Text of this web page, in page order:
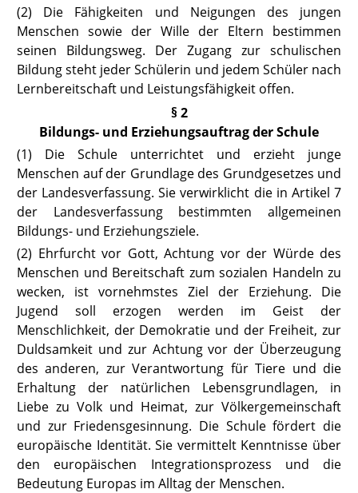
(2) Die Fähigkeiten und Neigungen des jungen
Menschen sowie der Wille der Eltern bestimmen
seinen Bildungsweg. Der Zugang zur schulischen
Bildung steht jeder Schülerin und jedem Schüler nach
Lernbereitschaft und Leistungsfähigkeit offen.
§ 2
Bildungs- und Erziehungsauftrag der Schule
(1) Die Schule unterrichtet und erzieht junge
Menschen auf der Grundlage des Grundgesetzes und
der Landesverfassung. Sie verwirklicht die in Artikel 7
der Landesverfassungbestimmten allgemeinen
Bildungs- und Erziehungsziele.
(2) Ehrfurcht vor Gott, Achtung vor der Würde des
Menschen und Bereitschaft zum sozialen Handeln zu
wecken, ist vornehmstes Ziel der Erziehung. Die
Jugend soll erzogen werden im Geist der
Menschlichkeit, der Demokratie und der Freiheit, zur
Duldsamkeit und zur Achtung vor der Überzeugung
des anderen, zur Verantwortung für Tiere und die
Erhaltung der natürlichen Lebensgrundlagen, in
Liebe zu Volk und Heimat, zur Völkergemeinschaft
und zur Friedensgesinnung. Die Schule fördert die
europäische Identität. Sie vermittelt Kenntnisse über
den europäischen Integrationsprozess und die
Bedeutung Europas im Alltag der Menschen.